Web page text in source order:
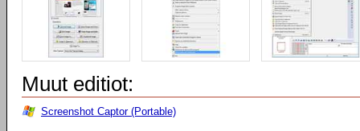
Muut editiot:
Screenshot Captor (Portable)